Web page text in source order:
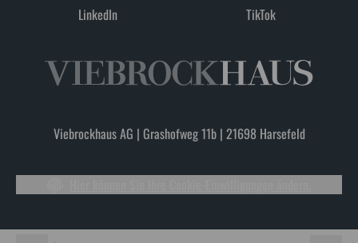
LinkedIn TikTok
Viebrockhaus AG | Grashofweg 11b | 21698 Harsefeld